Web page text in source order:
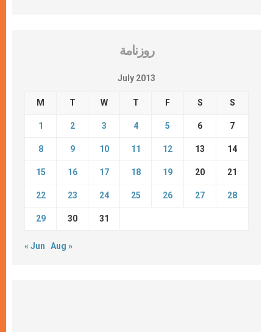
روزنامة
July 2013
M T W T F S S
1 2 3 4 5 6 7
8 9 10 11 12 13 14
15 16 17 18 19 20 21
22 23 24 25 26 27 28
29 30 31
« Jun Aug »